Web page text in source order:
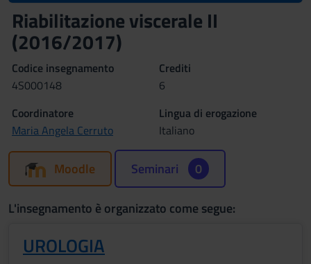
Riabilitazione viscerale II
(2016/2017)
Codice insegnamento
4S000148
Crediti
6
Coordinatore
Maria Angela Cerruto
Lingua di erogazione
Italiano
Moodle Seminari 0
L'insegnamento è organizzato come segue:
UROLOGIA